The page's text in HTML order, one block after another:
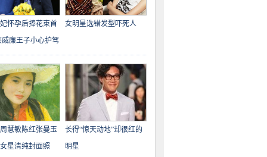
怀孕后捧花束首
廉王子小心护驾
女明星选错发型吓死人
慧敏陈红张曼玉
星清纯封面照
长得“惊天动地”却很红的
明星